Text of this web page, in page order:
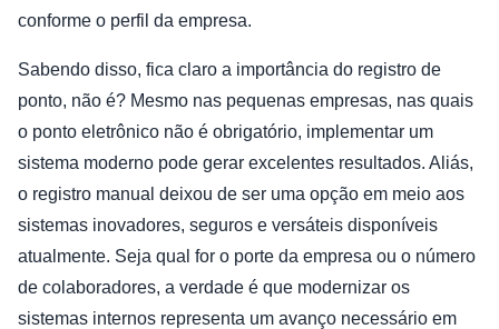
conforme o perfil da empresa.
Sabendo disso, fica claro a importância do registro de
ponto, não é? Mesmo nas pequenas empresas, nas quais
o ponto eletrônico não é obrigatório, implementar um
sistema moderno pode gerar excelentes resultados. Aliás,
o registro manual deixou de ser uma opção em meio aos
sistemas inovadores, seguros e versáteis disponíveis
atualmente. Seja qual for o porte da empresa ou o número
de colaboradores, a verdade é que modernizar os
sistemas internos representa um avanço necessário em